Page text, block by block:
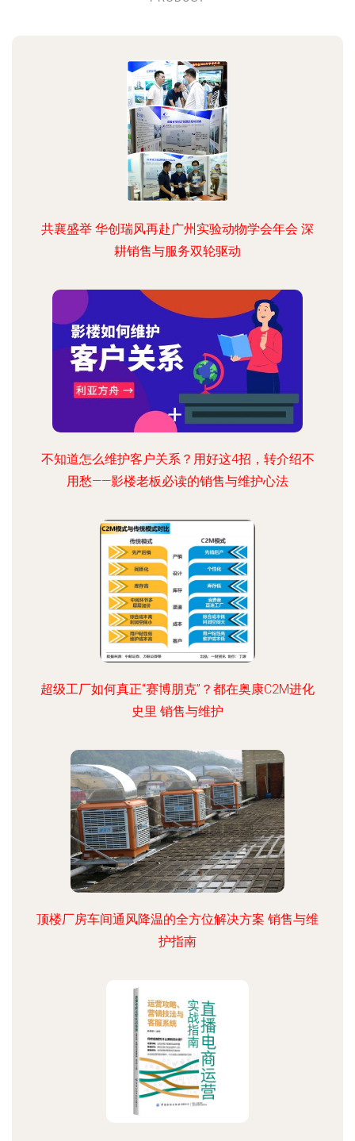
共襄盛举 华创瑞风再赴广州实验动物学会年会 深
耕销售与服务双轮驱动
不知道怎么维护客户关系？用好这4招，转介绍不
用愁——影楼老板必读的销售与维护心法
超级工厂如何真正“赛博朋克”？都在奥康C2M进化
史里 销售与维护
顶楼厂房车间通风降温的全方位解决方案 销售与维
护指南